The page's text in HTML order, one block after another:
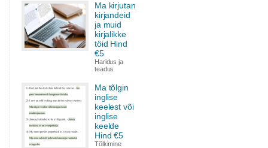
Ma kirjutan
kirjandeid
ja muid
kirjalikke
töid Hind
€5
Haridus ja
teadus
Ma tõlgin
inglise
keelest või
inglise
keelde
Hind €5
Tõlkimine